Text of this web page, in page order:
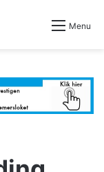
Menu